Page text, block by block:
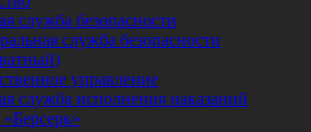
служба безопасности
служба безопасности
управление
служба исполнения наказаний